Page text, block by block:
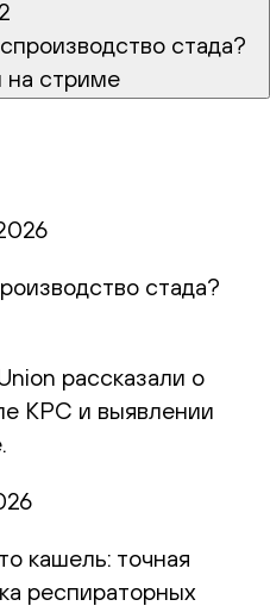
2
стада?
на стриме
стада?
рассказали о
КРС и выявлении
кашель: точная
респираторных